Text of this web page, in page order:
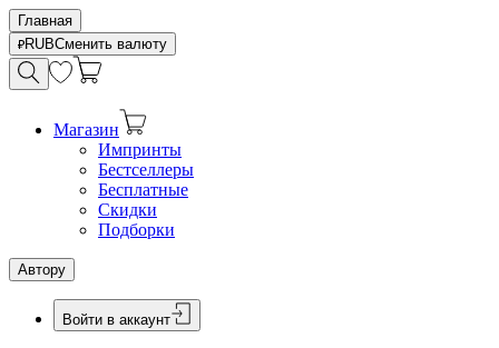
Главная
RUBСменить валюту
Магазин
Импринты
Бестселлеры
Бесплатные
Скидки
Подборки
Автору
Войти в аккаунт